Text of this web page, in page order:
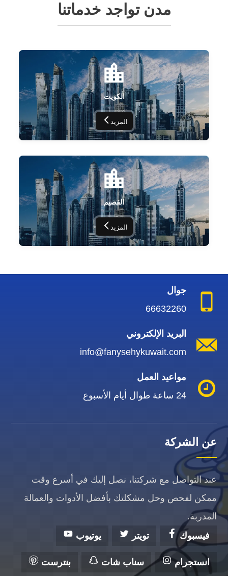
مدن تواجد خدماتنا
الكويت
المزيد
القصيم
المزيد
جوال
66632260
البريد الإلكتروني
info@fanysehykuwait.com
مواعيد العمل
24 ساعة طوال أيام الأسبوع
عن الشركة
عند التواصل مع شركتنا، نصل إليك في أسرع وقت
ممكن لفحص وحل مشكلتك بأفضل الأدوات والعمالة
المدربة.
فيسبوك
تويتر يوتيوب
انستجرام سناب شات بنترست